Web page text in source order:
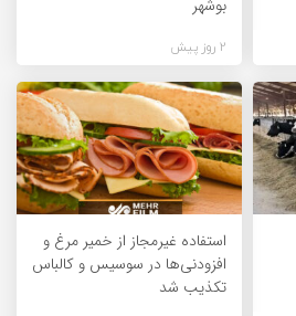
بوشهر
2 روز پیش
استفاده غیرمجاز از خمیر مرغ و
افزودنی‌ها در سوسیس و کالباس
تکذیب شد